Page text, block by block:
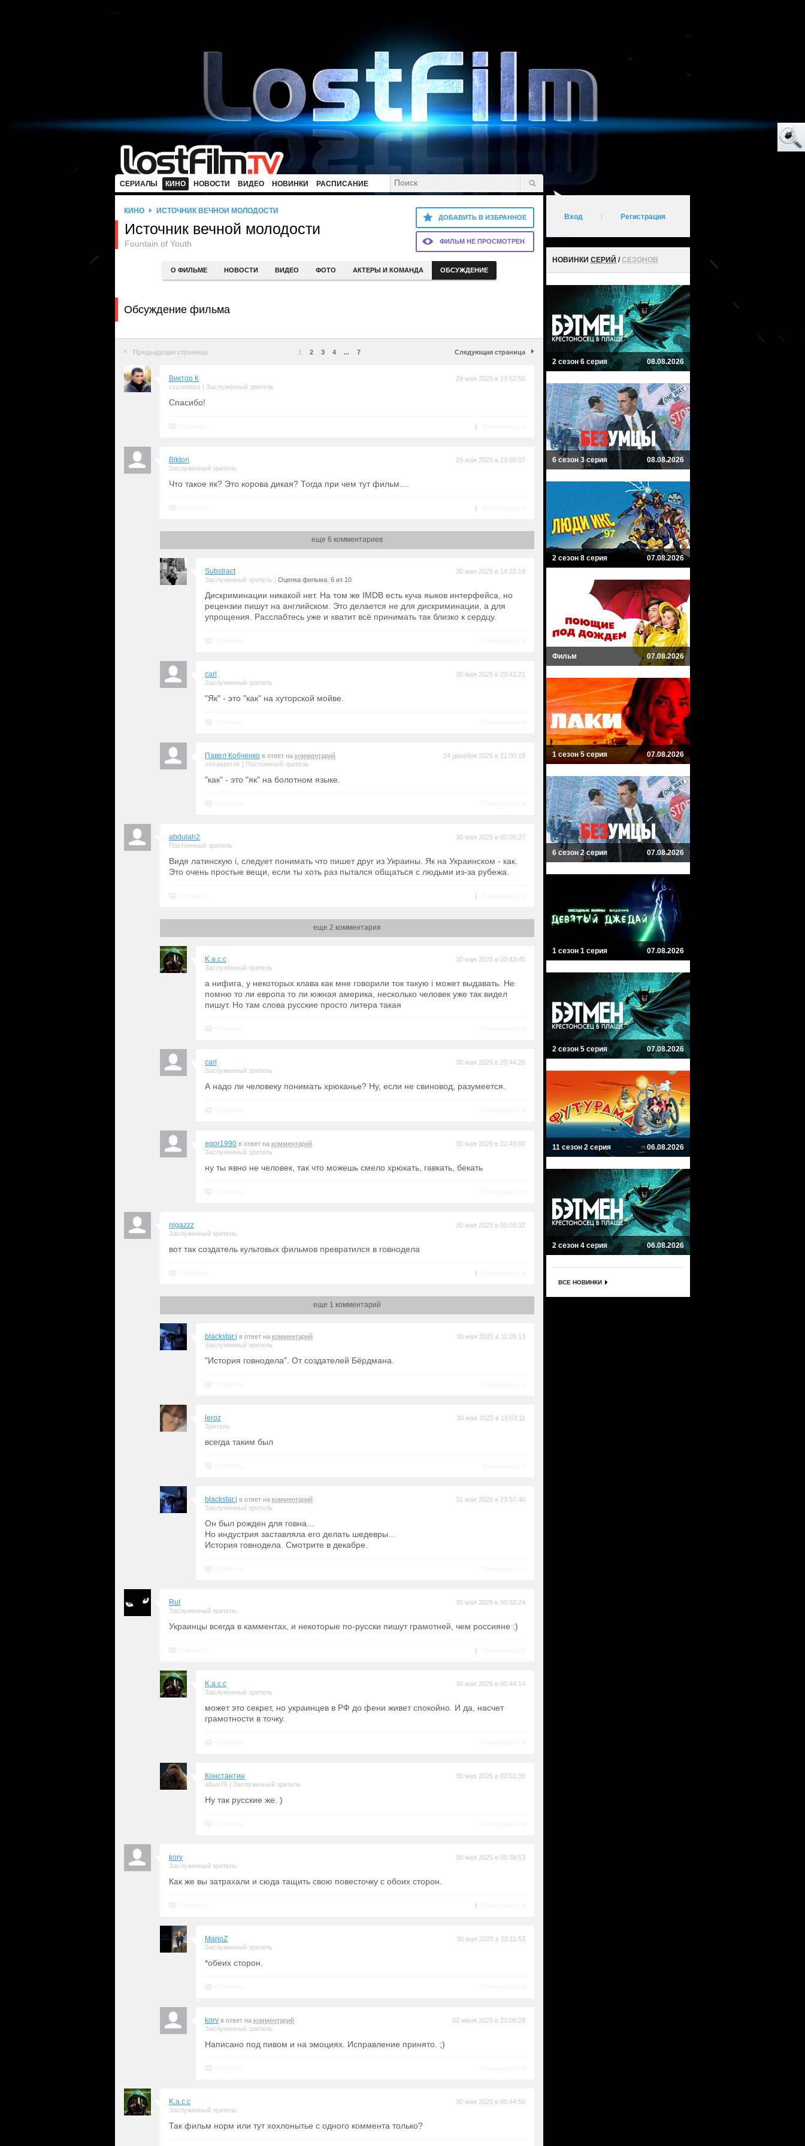
СЕРИАЛЫ КИНО НОВОСТИ ВИДЕО НОВИНКИ РАСПИСАНИЕ
ДОБАВИТЬ В ИЗБРАННОЕ
ФИЛЬМ НЕ ПРОСМОТРЕН
КИНО ИСТОЧНИК ВЕЧНОЙ МОЛОДОСТИ
Источник вечной молодости
Fountain of Youth
О ФИЛЬМЕ НОВОСТИ ВИДЕО ФОТО АКТЕРЫ И КОМАНДА ОБСУЖДЕНИЕ
Обсуждение фильма
Предыдущая страница 1 2 3 4 ... 7 Следующая страница
Виктор К
zzzombizz Заслуженный зритель
29 мая 2025 в 23:52:50
Спасибо!
|
Bikton
Заслуженный зритель
29 мая 2025 в 23:58:07
Что такое як? Это корова дикая? Тогда при чем тут фильм....
|
еще 6 комментариев
Substract
Заслуженный зритель Оценка фильма: 6 из 10
30 мая 2025 в 14:22:19
Дискриминации никакой нет. На том же IMDB есть куча яыков интерфейса, но
рецензии пишут на английском. Это делается не для дискриминации, а для
упрощения. Расслабтесь уже и хватит всё принимать так близко к сердцу.
carl
Заслуженный зритель
30 мая 2025 в 20:41:21
"Як" - это "как" на хуторской мойве.
Павел Кобченко в ответ на комментарий
mrkasperok
Постоянный зритель
24 декабря 2025 в 21:00:18
"как" - это "як" на болотном языке.
abdulah2
Постоянный зритель
30 мая 2025 в 00:05:27
Видя латинскую i, следует понимать что пишет друг из Украины. Як на Украинском - как.
Это очень простые вещи, если ты хоть раз пытался общаться с людьми из-за рубежа.
|
еще 2 комментария
K.a.c.c
Заслуженный зритель
30 мая 2025 в 00:43:45
а нифига, у некоторых клава как мне говорили ток такую i может выдавать. Не
помню то ли европа то ли южная америка, несколько человек уже так видел
пишут. Но там слова русские просто литера такая
carl
Заслуженный зритель
30 мая 2025 в 20:44:26
А надо ли человеку понимать хрюканье? Ну, если не свиновод, разумеется.
egor1990 в ответ на комментарий
Заслуженный зритель
30 мая 2025 в 21:49:00
ну ты явно не человек, так что можешь смело хрюкать, гавкать, бекать
nigazzz
Заслуженный зритель
30 мая 2025 в 00:05:32
вот так создатель культовых фильмов превратился в говнодела
|
еще 1 комментарий
blackstar.j в ответ на комментарий
Заслуженный зритель
30 мая 2025 в 11:05:13
"История говнодела". От создателей Бёрдмана.
leroz
Зритель
30 мая 2025 в 15:03:11
всегда таким был
blackstar.j в ответ на комментарий
Заслуженный зритель
31 мая 2025 в 23:51:40
Он был рожден для говна...
Но индустрия заставляла его делать шедевры...
История говнодела. Смотрите в декабре.
Rut
Заслуженный зритель
30 мая 2025 в 00:32:24
Украинцы всегда в камментах, и некоторые по-русски пишут грамотней, чем россияне :)
|
K.a.c.c
Заслуженный зритель
30 мая 2025 в 00:44:14
может это секрет, но украинцев в РФ до фени живет спокойно. И да, насчет
грамотности в точку.
Константин
albus76 Заслуженный зритель
30 мая 2025 в 02:01:35
Ну так русские же. )
korv
Заслуженный зритель
30 мая 2025 в 00:38:53
Как же вы затрахали и сюда тащить свою повесточку с обоих сторон.
|
MarioZ
Заслуженный зритель
30 мая 2025 в 02:11:53
*обеих сторон.
korv в ответ на комментарий
Заслуженный зритель
02 июня 2025 в 23:08:28
Написано под пивом и на эмоциях. Исправление принято. ;)
K.a.c.c
Заслуженный зритель
30 мая 2025 в 00:44:50
Так фильм норм или тут хохлонытье с одного коммента только?
Вход Регистрация
НОВИНКИ СЕРИЙ /СЕЗОНОВ
2 сезон 6 серия 08.08.2026
6 сезон 3 серия 08.08.2026
2 сезон 8 серия 07.08.2026
Фильм 07.08.2026
1 сезон 5 серия 07.08.2026
6 сезон 2 серия 07.08.2026
1 сезон 1 серия 07.08.2026
2 сезон 5 серия 07.08.2026
11 сезон 2 серия 06.08.2026
2 сезон 4 серия 06.08.2026
ВСЕ НОВИНКИ